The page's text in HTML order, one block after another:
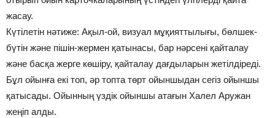
жасау.
Күтілетін нәтиже: Ақыл-ой, визуал мұқияттылығы, бөлшек-
бүтін және пішін-жермен қатынасы, бар нәрсені қайталау
және басқа жерге көшіру, қайталау дағдыларын жетілдіреді.
Бұл ойынға екі топ, әр топта төрт ойыншыдан сегіз ойыншы
қатысады. Ойынның үздік ойыншы атағын Халел Аружан
жеңіп алды.